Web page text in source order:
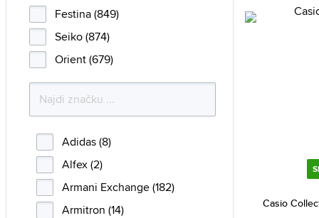
Casio
Festina (849)
Seiko (874)
Orient (679)
Adidas (8)
Alfex (2)
Armani Exchange (182)
Armitron (14)